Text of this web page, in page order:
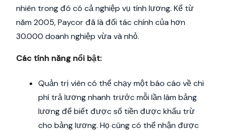
nhiên trong đó có cả nghiệp vụ tính lương. Kể từ
năm 2005, Paycor đã là đối tác chính của hơn
30.000 doanh nghiệp vừa và nhỏ.
Các tính năng nổi bật:
Quản trị viên có thể chạy một báo cáo về chi
phí trả lương nhanh trước mỗi lần làm bảng
lương để biết được số tiền được khấu trừ
cho bảng lương. Họ cũng có thể nhận được